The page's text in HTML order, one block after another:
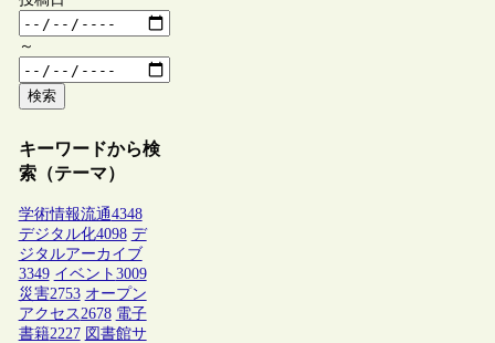
～
検索
キーワードから検
索（テーマ）
学術情報流通4348
デジタル化4098 デ
ジタルアーカイブ
3349 イベント 3009
災害2753 オープン
アクセス 2678 電子
書籍2227 図書館サ